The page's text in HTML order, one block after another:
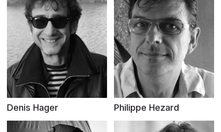
Denis Hager Philippe Hezard